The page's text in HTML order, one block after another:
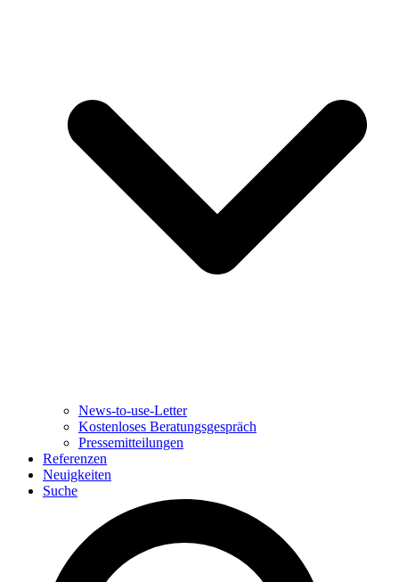
News-to-use-Letter
Kostenloses Beratungsgespräch
Pressemitteilungen
Referenzen
Neuigkeiten
Suche